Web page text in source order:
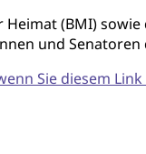
(BMI)
und Senatoren
Sie diesem